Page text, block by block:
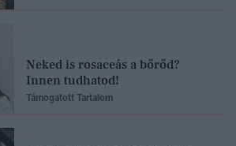
Neked is rosaceás a bőrőd?
Innen tudhatod!
Támogatott Tartalom